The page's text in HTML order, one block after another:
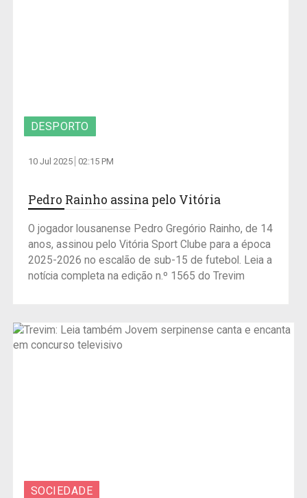
DESPORTO
10 Jul 2025 02:15 PM
Pedro Rainho assina pelo Vitória
O jogador lousanense Pedro Gregório Rainho, de 14
anos, assinou pelo Vitória Sport Clube para a época
2025-2026 no escalão de sub-15 de futebol. Leia a
notícia completa na edição n.º 1565 do Trevim
SOCIEDADE